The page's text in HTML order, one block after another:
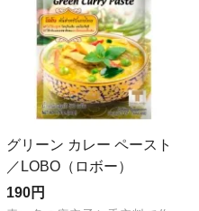
グリーン カレー ペースト
／LOBO（ロボー）
190円